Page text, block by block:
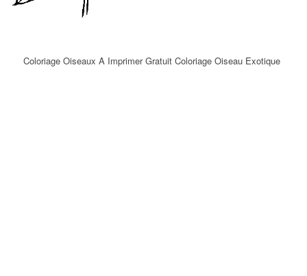
Coloriage Oiseaux A Imprimer Gratuit Coloriage Oiseau Exotique